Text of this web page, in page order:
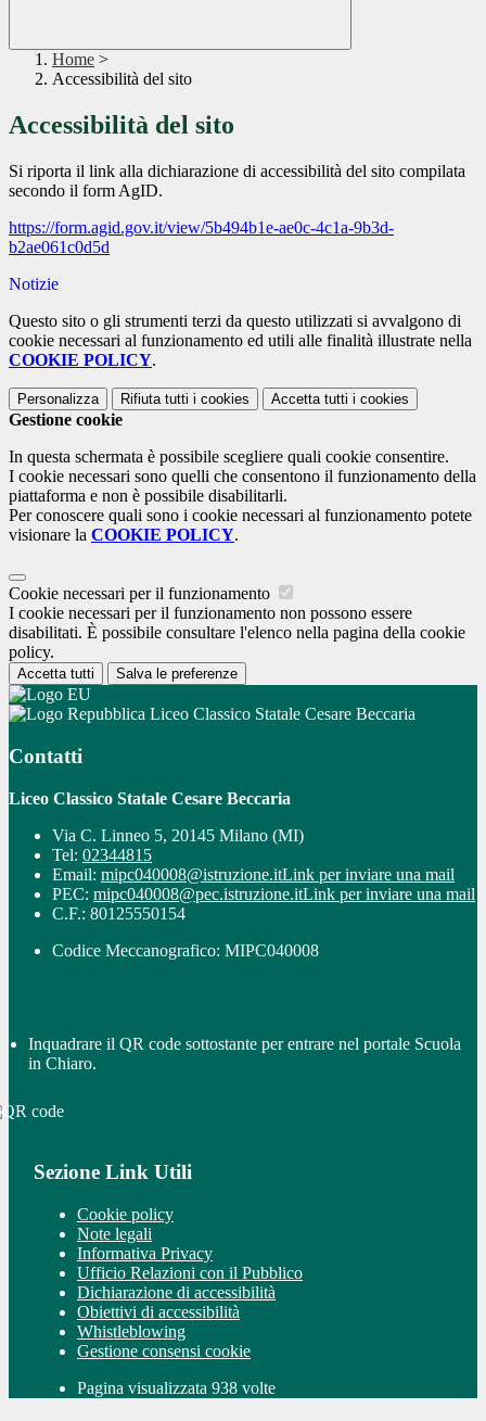
Home >
Accessibilità del sito
Accessibilità del sito
Si riporta il link alla dichiarazione di accessibilità del sito compilata
secondo il form AgID.
https://form.agid.gov.it/view/5b494b1e-ae0c-4c1a-9b3d-
b2ae061c0d5d
Notizie
Questo sito o gli strumenti terzi da questo utilizzati si avvalgono di
cookie necessari al funzionamento ed utili alle finalità illustrate nella
COOKIE POLICY.
Personalizza Rifiuta tutti i cookies Accetta tutti i cookies
Gestione cookie
In questa schermata è possibile scegliere quali cookie consentire.
I cookie necessari sono quelli che consentono il funzionamento della
piattaforma e non è possibile disabilitarli.
Per conoscere quali sono i cookie necessari al funzionamento potete
visionare la COOKIE POLICY.
Cookie necessari per il funzionamento
I cookie necessari per il funzionamento non possono essere
disabilitati. È possibile consultare l'elenco nella pagina della cookie
policy.
Accetta tutti Salva le preferenze
Liceo Classico Statale Cesare Beccaria
Contatti
Liceo Classico Statale Cesare Beccaria
Via C. Linneo 5, 20145 Milano (MI)
Tel: 02344815
Email: mipc040008@istruzione.itLink per inviare una mail
PEC: mipc040008@pec.istruzione.itLink per inviare una mail
C.F.: 80125550154
Codice Meccanografico: MIPC040008
Inquadrare il QR code sottostante per entrare nel portale Scuola
in Chiaro.
Sezione Link Utili
Cookie policy
Note legali
Informativa Privacy
Ufficio Relazioni con il Pubblico
Dichiarazione di accessibilità
Obiettivi di accessibilità
Whistleblowing
Gestione consensi cookie
Pagina visualizzata 938 volte